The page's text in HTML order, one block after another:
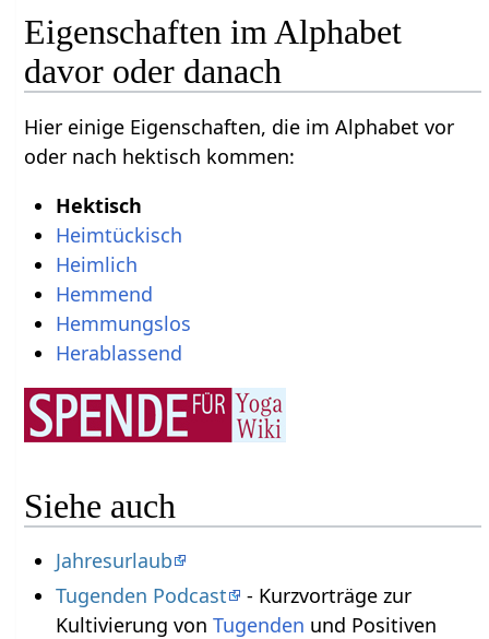
Eigenschaften im Alphabet
davor oder danach
Hier einige Eigenschaften, die im Alphabet vor
oder nach hektisch kommen:
Hektisch
Heimtückisch
Heimlich
Hemmend
Hemmungslos
Herablassend
Siehe auch
Jahresurlaub
Tugenden Podcast
- Kurzvorträge zur
Kultivierung von Tugenden und Positiven